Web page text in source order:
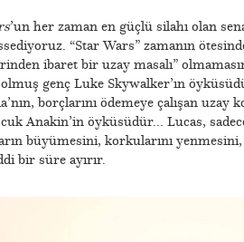
’un her zaman en güçlü silahı olan
“Star Wars” zamanın
ibaret bir uzay masalı”
genç Luke Skywalker’ın
borçlarını ödemeye çalışan uzay
Anakin’in öyküsüdür... Lucas,
büyümesini, korkularını
bir süre ayırır.